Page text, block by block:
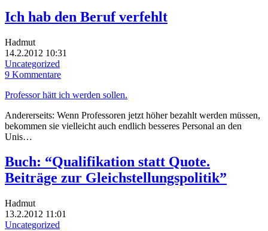
Ich hab den Beruf verfehlt
Hadmut
14.2.2012 10:31
Uncategorized
9 Kommentare
Professor hätt ich werden sollen.
Andererseits: Wenn Professoren jetzt höher bezahlt werden müssen,
bekommen sie vielleicht auch endlich besseres Personal an den
Unis…
Buch: “Qualifikation statt Quote.
Beiträge zur Gleichstellungspolitik”
Hadmut
13.2.2012 11:01
Uncategorized